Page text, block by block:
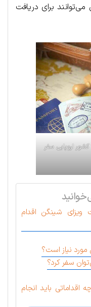
برای دریافت
با اخذ ویزای شینگن می‌توانید به ۲۶ کشور اروپایی سفر
ویزا‌ی شینگن اقدام
نیاز است؟
سفر کرد؟
باید انجام